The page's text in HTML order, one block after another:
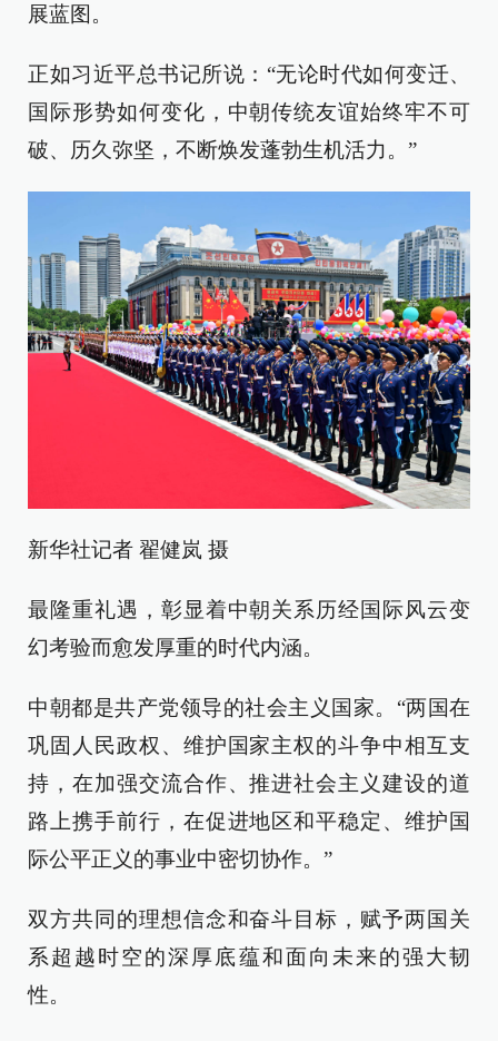
展蓝图。
正如习近平总书记所说：“无论时代如何变迁、
国际形势如何变化，中朝传统友谊始终牢不可
破、历久弥坚，不断焕发蓬勃生机活力。”
新华社记者 翟健岚 摄
最隆重礼遇，彰显着中朝关系历经国际风云变
幻考验而愈发厚重的时代内涵。
中朝都是共产党领导的社会主义国家。“两国在
巩固人民政权、维护国家主权的斗争中相互支
持，在加强交流合作、推进社会主义建设的道
路上携手前行，在促进地区和平稳定、维护国
际公平正义的事业中密切协作。”
双方共同的理想信念和奋斗目标，赋予两国关
系超越时空的深厚底蕴和面向未来的强大韧
性。